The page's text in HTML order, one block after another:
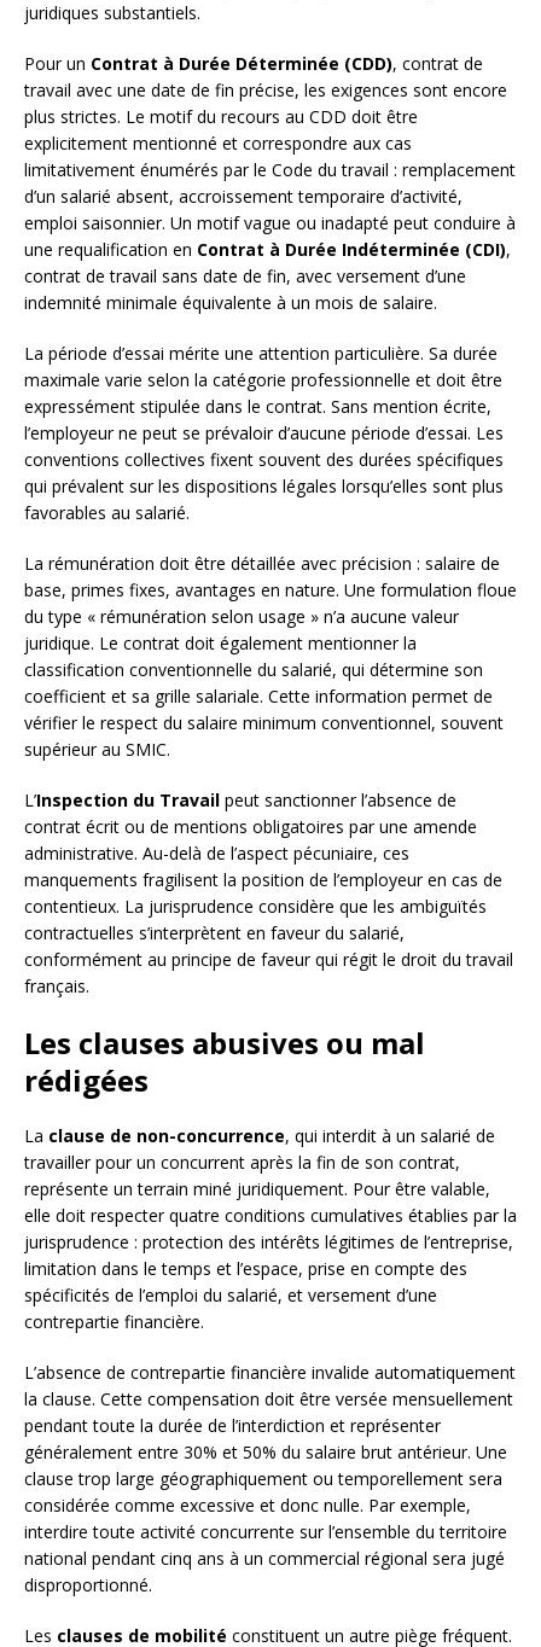
juridiques substantiels.
Pour un Contrat à Durée Déterminée (CDD), contrat de
travail avec une date de fin précise, les exigences sont encore
plus strictes. Le motif du recours au CDD doit être
explicitement mentionné et correspondre aux cas
limitativement énumérés par le Code du travail : remplacement
d’un salarié absent, accroissement temporaire d’activité,
emploi saisonnier. Un motif vague ou inadapté peut conduire à
une requalification en Contrat à Durée Indéterminée (CDI),
contrat de travail sans date de fin, avec versement d’une
indemnité minimale équivalente à un mois de salaire.
La période d’essai mérite une attention particulière. Sa durée
maximale varie selon la catégorie professionnelle et doit être
expressément stipulée dans le contrat. Sans mention écrite,
l’employeur ne peut se prévaloir d’aucune période d’essai. Les
conventions collectives fixent souvent des durées spécifiques
qui prévalent sur les dispositions légales lorsqu’elles sont plus
favorables au salarié.
La rémunération doit être détaillée avec précision : salaire de
base, primes fixes, avantages en nature. Une formulation floue
du type « rémunération selon usage » n’a aucune valeur
juridique. Le contrat doit également mentionner la
classification conventionnelle du salarié, qui détermine son
coefficient et sa grille salariale. Cette information permet de
vérifier le respect du salaire minimum conventionnel, souvent
supérieur au SMIC.
L’Inspection du Travail peut sanctionner l’absence de
contrat écrit ou de mentions obligatoires par une amende
administrative. Au-delà de l’aspect pécuniaire, ces
manquements fragilisent la position de l’employeur en cas de
contentieux. La jurisprudence considère que les ambiguïtés
contractuelles s’interprètent en faveur du salarié,
conformément au principe de faveur qui régit le droit du travail
français.
Les clauses abusives ou mal
rédigées
La clause de non-concurrence, qui interdit à un salarié de
travailler pour un concurrent après la fin de son contrat,
représente un terrain miné juridiquement. Pour être valable,
elle doit respecter quatre conditions cumulatives établies par la
jurisprudence : protection des intérêts légitimes de l’entreprise,
limitation dans le temps et l’espace, prise en compte des
spécificités de l’emploi du salarié, et versement d’une
contrepartie financière.
L’absence de contrepartie financière invalide automatiquement
la clause. Cette compensation doit être versée mensuellement
pendant toute la durée de l’interdiction et représenter
généralement entre 30% et 50% du salaire brut antérieur. Une
clause trop large géographiquement ou temporellement sera
considérée comme excessive et donc nulle. Par exemple,
interdire toute activité concurrente sur l’ensemble du territoire
national pendant cinq ans à un commercial régional sera jugé
disproportionné.
Les clauses de mobilité constituent un autre piège fréquent.